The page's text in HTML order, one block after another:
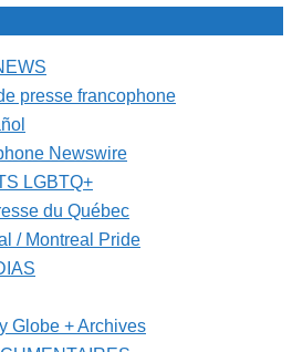
presse francophone
Newswire
LGBTQ+
du Québec
/ Montreal Pride
Globe + Archives